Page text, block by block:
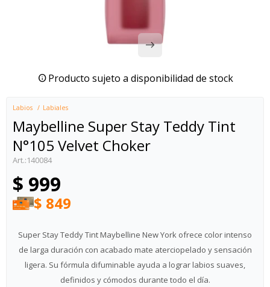
Producto sujeto a disponibilidad de stock
Labios Labiales
Maybelline Super Stay Teddy Tint
N°105 Velvet Choker
140084
$ 999
$ 849
Super Stay Teddy Tint Maybelline New York ofrece color intenso
de larga duración con acabado mate aterciopelado y sensación
ligera. Su fórmula difuminable ayuda a lograr labios suaves,
definidos y cómodos durante todo el día.